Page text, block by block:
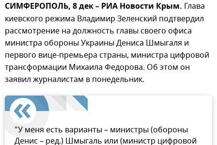
СИМФЕРОПОЛЬ, 8 дек – РИА Новости Крым. Глава
киевского режима Владимир Зеленский подтвердил
рассмотрение на должность главы своего офиса
министра обороны Украины Дениса Шмыгаля и
первого вице-премьера страны, министра цифровой
трансформации Михаила Федорова. Об этом он
заявил журналистам в понедельник.
"У меня есть варианты – министры (обороны
Денис – ред.) Шмыгаль или (министр цифровой